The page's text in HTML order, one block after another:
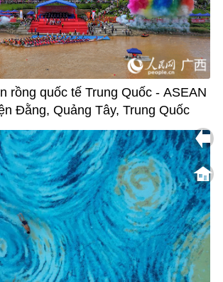
rồng quốc tế Trung Quốc - ASEAN
Đằng, Quảng Tây, Trung Quốc